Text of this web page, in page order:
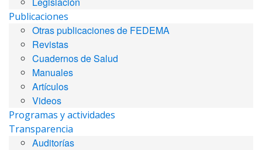
Publicaciones
Otras publicaciones de FEDEMA
Revistas
Cuadernos de Salud
Manuales
Artículos
Videos
Programas y actividades
Transparencia
Auditorías